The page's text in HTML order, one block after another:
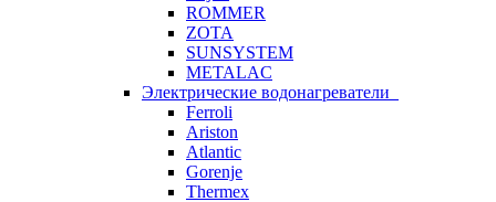
ROMMER
ZOTA
SUNSYSTEM
METALAC
Электрические водонагреватели
Ferroli
Ariston
Atlantic
Gorenje
Thermex